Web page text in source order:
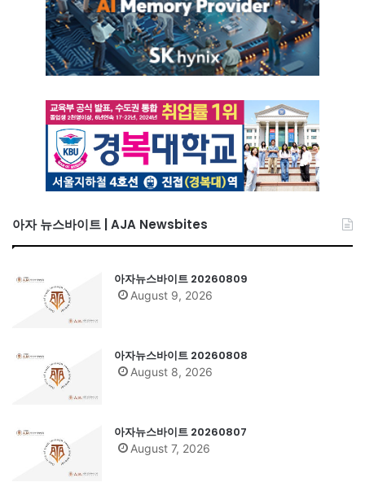
아자 뉴스바이트 | AJA Newsbites
아자뉴스바이트 20260809
August 9, 2026
아자뉴스바이트 20260808
August 8, 2026
아자뉴스바이트 20260807
August 7, 2026